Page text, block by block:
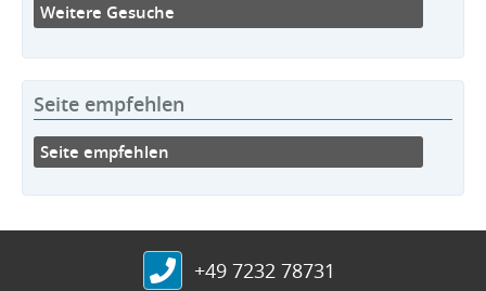
Weitere Gesuche
Seite empfehlen
Seite empfehlen
+49 7232 78731